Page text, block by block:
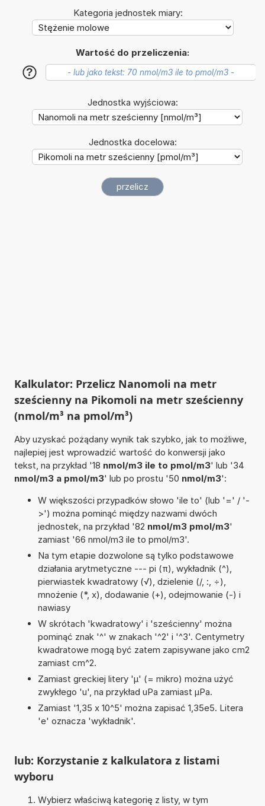
Kategoria jednostek miary:
Wartość do przeliczenia:
?
Jednostka wyjściowa:
Jednostka docelowa:
Kalkulator: Przelicz Nanomoli na metr
sześcienny na Pikomoli na metr sześcienny
(nmol/m³ na pmol/m³)
Aby uzyskać pożądany wynik tak szybko, jak to możliwe,
najlepiej jest wprowadzić wartość do konwersji jako
tekst, na przykład '18 nmol/m3 ile to pmol/m3' lub '34
nmol/m3 a pmol/m3' lub po prostu '50 nmol/m3':
W większości przypadków słowo 'ile to' (lub '=' / '-
>') można pominąć między nazwami dwóch
jednostek, na przykład '82 nmol/m3 pmol/m3'
zamiast '66 nmol/m3 ile to pmol/m3'.
Na tym etapie dozwolone są tylko podstawowe
działania arytmetyczne --- pi (π), wykładnik (^),
pierwiastek kwadratowy (√), dzielenie (/, :, ÷),
mnożenie (*, x), dodawanie (+), odejmowanie (-) i
nawiasy
W skrótach 'kwadratowy' i 'sześcienny' można
pominąć znak '^' w znakach '^2' i '^3'. Centymetry
kwadratowe mogą być zatem zapisywane jako cm2
zamiast cm^2.
Zamiast greckiej litery 'µ' (= mikro) można użyć
zwykłego 'u', na przykład uPa zamiast µPa.
Zamiast '1,35 x 10^5' można zapisać 1,35e5. Litera
'e' oznacza 'wykładnik'.
lub: Korzystanie z kalkulatora z listami
wyboru
Wybierz właściwą kategorię z listy, w tym